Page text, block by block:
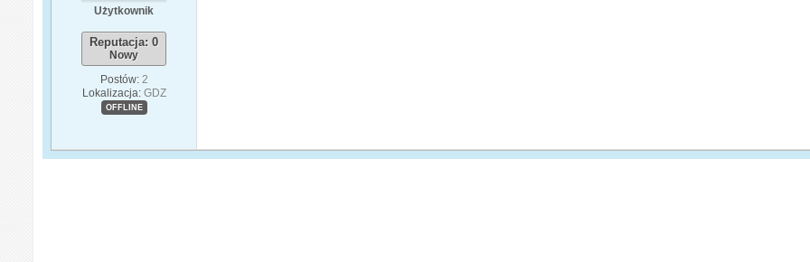
Użytkownik
Reputacja: 0
Nowy
Postów: 2
Lokalizacja: GDZ
OFFLINE